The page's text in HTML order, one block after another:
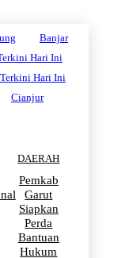
Banjar
Hari Ini
Hari Ini
Cianjur
DAERAH
Pemkab
Garut
Siapkan
Perda
Bantuan
Hukum